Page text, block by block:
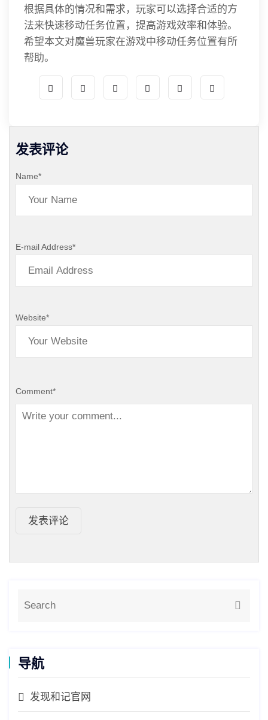
根据具体的情况和需求，玩家可以选择合适的方
法来快速移动任务位置，提高游戏效率和体验。
希望本文对魔兽玩家在游戏中移动任务位置有所
帮助。
发表评论
Name*
E-mail Address*
Website*
Comment*
发表评论
导航
发现和记官网